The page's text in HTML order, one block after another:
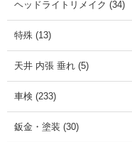
ヘッドライトリメイク (34)
特殊 (13)
天井 内張 垂れ (5)
車検 (233)
鈑金・塗装 (30)